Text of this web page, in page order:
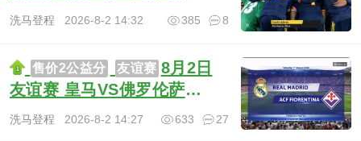
1080P SPORT 英语 4.3G TS
洗马登程 2026-8-2 14:32 8
385
售价2公益分 友谊赛 8月2日
友谊赛 皇马VS佛罗伦萨
1080P Real Madrid TV 西语
洗马登程 2026-8-2 14:27 27
633